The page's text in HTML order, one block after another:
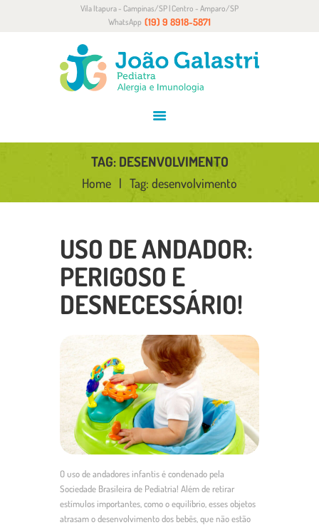
Vila Itapura - Campinas/SP | Centro - Amparo/SP
WhatsApp (19) 9 8918-5871
TAG: DESENVOLVIMENTO
Home Tag: desenvolvimento
ALERGIA E IMUNOLOGIA
CONVÊNIOS
CONTATO
USO DE ANDADOR:
PERIGOSO E
DESNECESSÁRIO!
O uso de andadores infantis é condenado pela
Sociedade Brasileira de Pediatria! Além de retirar
estímulos importantes, como o equilíbrio, esses objetos
atrasam o desenvolvimento dos bebês, que não estão